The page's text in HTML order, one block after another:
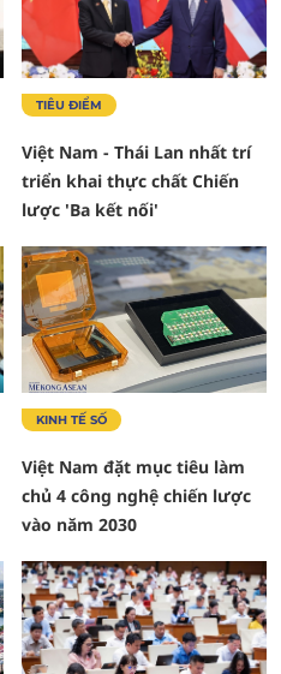
TIÊU ĐIỂM
Việt Nam - Thái Lan nhất trí
triển khai thực chất Chiến
lược 'Ba kết nối'
KINH TẾ SỐ
Việt Nam đặt mục tiêu làm
chủ 4 công nghệ chiến lược
vào năm 2030